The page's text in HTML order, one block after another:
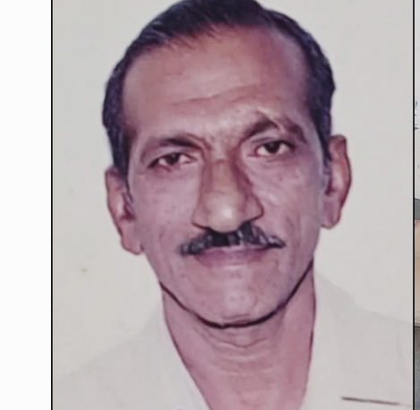
6
ઉભરાટ નજીકના પરસોલી ગામે
એરપોર્ટની વિશાળ…
LOCAL NEWS